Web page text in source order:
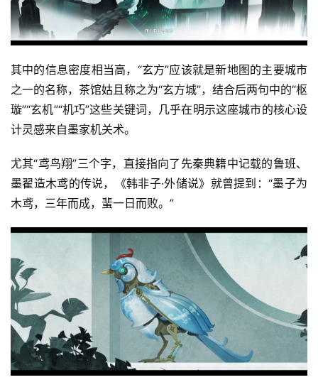
其中的信息密度相当高，“玄方”应该就是新地图的主要城市
之一的名称，茶馆姑且称之为“玄方城”，结合后两句中的“枢
璇”“玄机”“机巧”这些关键词，几乎在明示这座城市的核心设
计灵感来自墨家机关术。
尤其“鸢鸟翔”三个字，直接指向了先秦典籍中记载的鲁班、
墨翟造木鸢的传说，《韩非子·外储说》就曾提到：“墨子为
木鸢，三年而成，蜚一日而败。”